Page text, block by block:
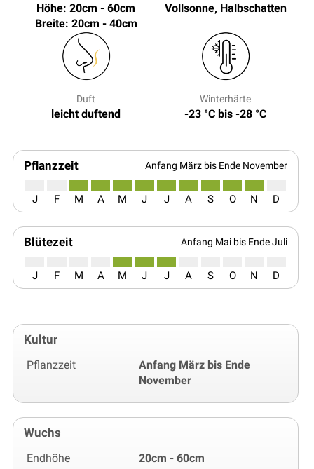
Höhe: 20cm - 60cm
Breite: 20cm - 40cm
Vollsonne, Halbschatten
Duft
leicht duftend
Winterhärte
-23 °C bis -28 °C
Pflanzzeit Anfang März bis Ende November
J F M A M J J A S O N D
Blütezeit Anfang Mai bis Ende Juli
J F M A M J J A S O N D
Kultur
Pflanzzeit
Anfang März bis Ende
November
Wuchs
Endhöhe 20cm - 60cm